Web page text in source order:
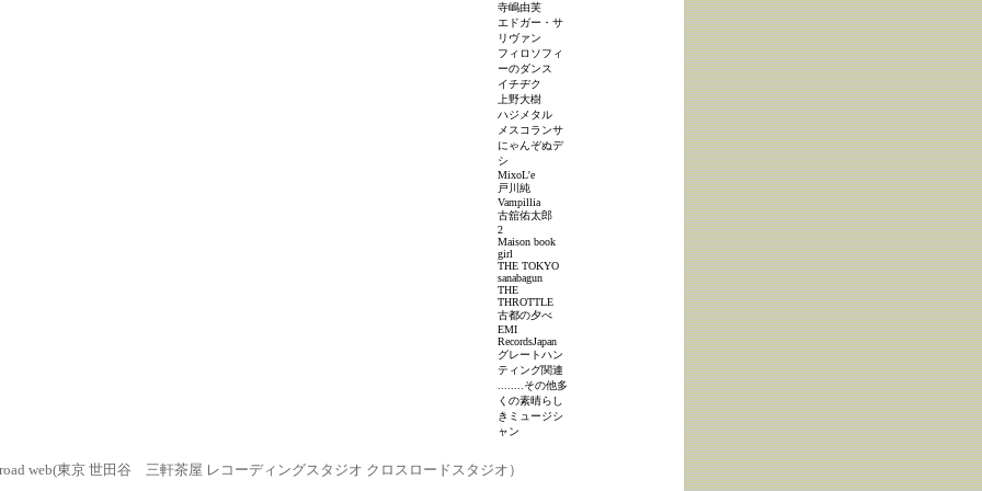
寺嶋由芙
エドガー・サ
リヴァン
フィロソフィ
ーのダンス
イチヂク
上野大樹
ハジメタル
メスコランサ
にゃんぞぬデ
シ
MixoL'e
戸川純
Vampillia
古舘佑太郎
2
Maison book
girl
THE TOKYO
sanabagun
THE
THROTTLE
古都の夕べ
EMI
RecordsJapan
グレートハン
ティング関連
........その他多
くの素晴らし
きミュージシ
ャン
web(東京 世田谷 三軒茶屋 レコーディングスタジオ クロスロードスタジオ）